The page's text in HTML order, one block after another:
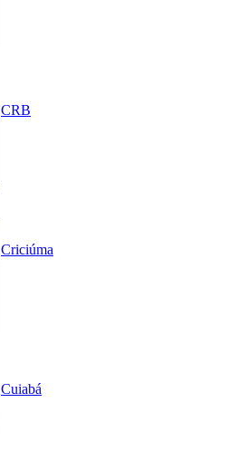
CRB
Criciúma
Cuiabá